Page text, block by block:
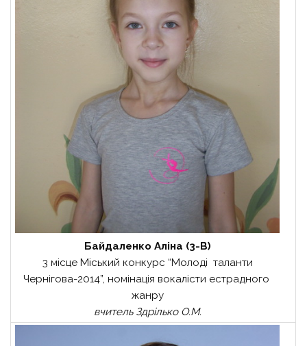
Байдаленко Аліна (3-В)
3 місце Міський конкурс “Молоді таланти
Чернігова-2014”, номінація вокалісти естрадного
жанру
вчитель Здрілько О.М.